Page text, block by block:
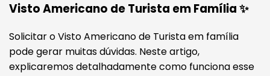
Visto Americano de Turista em Família ✨
Solicitar o Visto Americano de Turista em família
pode gerar muitas dúvidas. Neste artigo,
explicaremos detalhadamente como funciona esse